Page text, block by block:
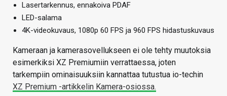
Lasertarkennus, ennakoiva PDAF
LED-salama
4K-videokuvaus, 1080p 60 FPS ja 960 FPS hidastuskuvaus
Kameraan ja kamerasovellukseen ei ole tehty muutoksia
esimerkiksi XZ Premiumiin verrattaessa, joten
tarkempiin ominaisuuksiin kannattaa tutustua io-techin
XZ Premium -artikkelin Kamera-osiossa.